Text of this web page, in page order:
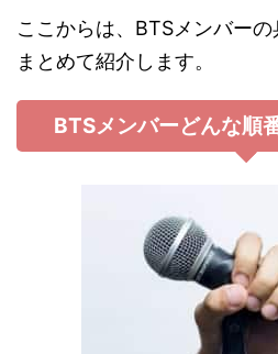
ここからは、BTSメンバー
まとめて紹介します。
BTSメンバーどんな順